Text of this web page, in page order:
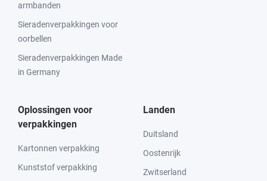
armbanden
Sieradenverpakkingen voor
oorbellen
Sieradenverpakkingen Made
in Germany
Oplossingen voor
verpakkingen
Kartonnen verpakking
Kunststof verpakking
Landen
Duitsland
Oostenrijk
Zwitserland